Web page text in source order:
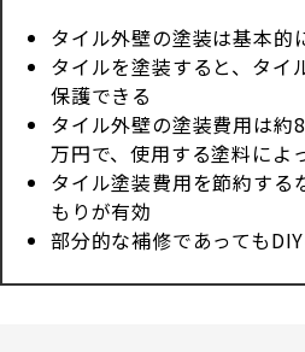
タイル外壁の塗装は基本的
タイルを塗装すると、タイ
保護できる
タイル外壁の塗装費用は約
万円で、使用する塗料によ
タイル塗装費用を節約する
もりが有効
部分的な補修であっても